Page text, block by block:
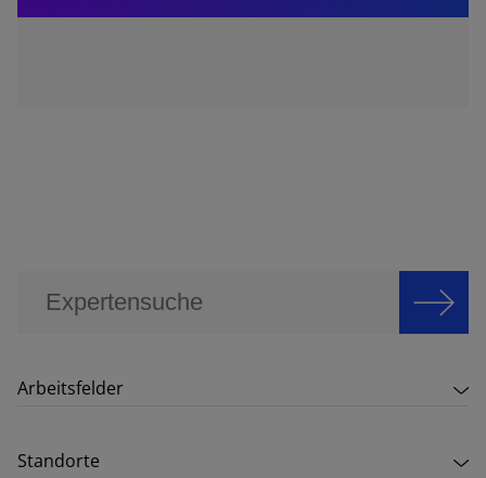
Arbeitsfelder
Standorte